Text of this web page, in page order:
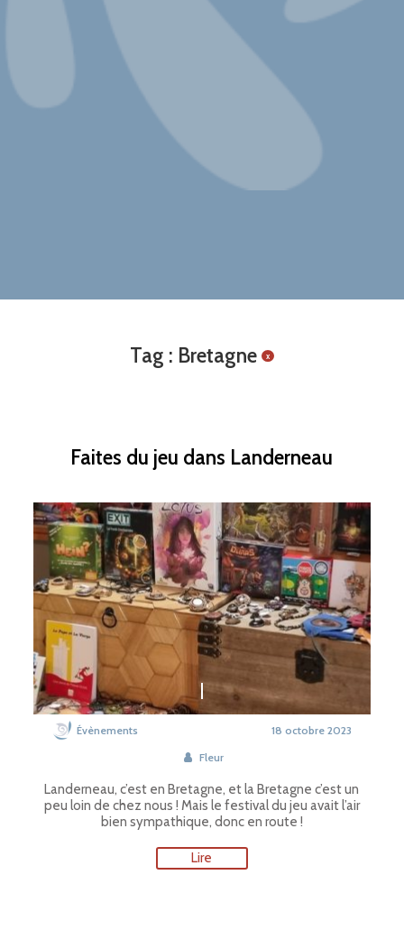
Tag : Bretagne x
Faites du jeu dans Landerneau
Évènements
Fleur
18 octobre 2023
Landerneau, c’est en Bretagne, et la Bretagne c’est un
peu loin de chez nous ! Mais le festival du jeu avait l’air
bien sympathique, donc en route !
Lire